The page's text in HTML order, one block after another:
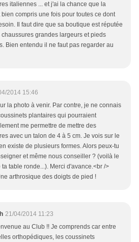
italiennes ... et j'ai la chance que la
bien compris une fois pour toutes ce dont
Il faut dire que sa boutique est réputée
chaussures grandes largeurs et pieds
Bien entendu il ne faut pas regarder au
2014 15:46
la photo à venir. Par contre, je ne connais
plantaires qui pourraient
me permettre de mettre des
avec un talon de 4 à 5 cm. Je vois sur le
existe de plusieurs formes. Alors peux-tu
et même nous conseiller ? (voilà le
ta table ronde...). Merci d'avance.<br />
arthrosique des doigts de pied !
21/04/2014 11:23
au Club !! Je comprends car entre
orthopédiques, les coussinets